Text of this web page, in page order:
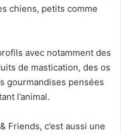
chiens, petits comme
avec notamment des
de mastication, des os
gourmandises pensées
l’animal.
Friends, c’est aussi une